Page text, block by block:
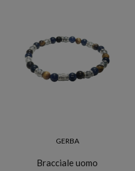
GERBA
Bracciale uomo